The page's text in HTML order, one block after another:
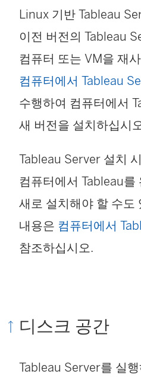
Linux 기반 Tableau
이전 버전의 Tableau
컴퓨터 또는 VM을 재
컴퓨터에서 Tableau
수행하여 컴퓨터에서
새 버전을 설치하십시
Tableau Server 설치
컴퓨터에서 Tableau를
새로 설치해야 할 수도
내용은 컴퓨터에서
참조하십시오.
디스크 공간
Tableau Server를 실행